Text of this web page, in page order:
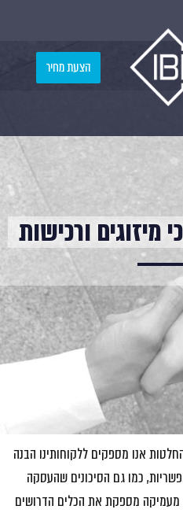
הצעת מחיר
מיזוגים ורכישות
אנו מספקים ללקוחותינו הבנה
כמו גם הסיכונים שהעסקה
מעמיקה מספקת את הכלים הדרושים